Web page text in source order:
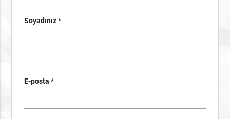
Soyadınız*
E-posta *